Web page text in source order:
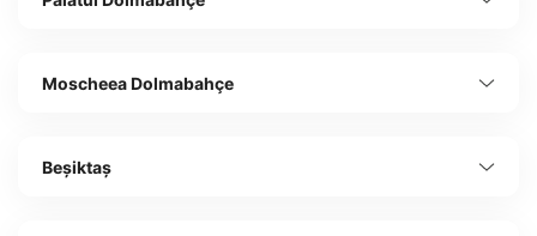
Moscheea Dolmabahçe
Beșiktaș